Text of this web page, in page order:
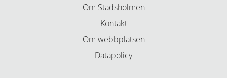
Om Stadsholmen
Kontakt
Om webbplatsen
Datapolicy